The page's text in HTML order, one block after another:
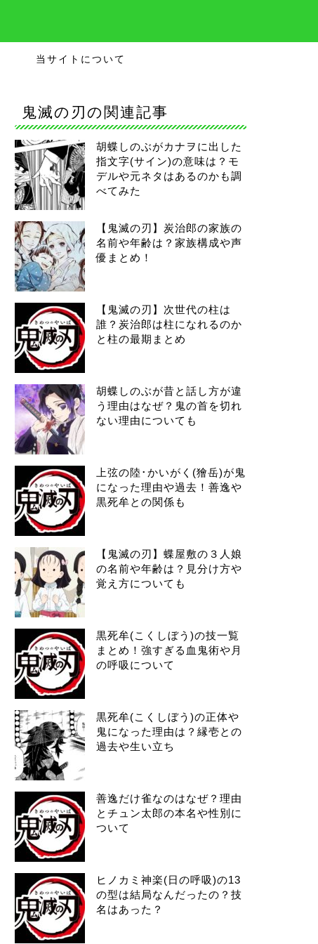
当サイトについて
鬼滅の刃の関連記事
胡蝶しのぶがカナヲに出した
指文字(サイン)の意味は？モ
デルや元ネタはあるのかも調
べてみた
【鬼滅の刃】炭治郎の家族の
名前や年齢は？家族構成や声
優まとめ！
【鬼滅の刃】次世代の柱は
誰？炭治郎は柱になれるのか
と柱の最期まとめ
胡蝶しのぶが昔と話し方が違
う理由はなぜ？鬼の首を切れ
ない理由についても
上弦の陸･かいがく(獪岳)が鬼
になった理由や過去！善逸や
黒死牟との関係も
【鬼滅の刃】蝶屋敷の３人娘
の名前や年齢は？見分け方や
覚え方についても
黒死牟(こくしぼう)の技一覧
まとめ！強すぎる血鬼術や月
の呼吸について
黒死牟(こくしぼう)の正体や
鬼になった理由は？縁壱との
過去や生い立ち
善逸だけ雀なのはなぜ？理由
とチュン太郎の本名や性別に
ついて
ヒノカミ神楽(日の呼吸)の13
の型は結局なんだったの？技
名はあった？